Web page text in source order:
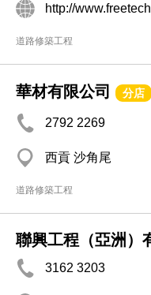
http://
道路修築工程
華材有限公司 分店
2792 2269
西貢 沙角尾
道路修築工程
聯興工程（亞洲）
3162 3203